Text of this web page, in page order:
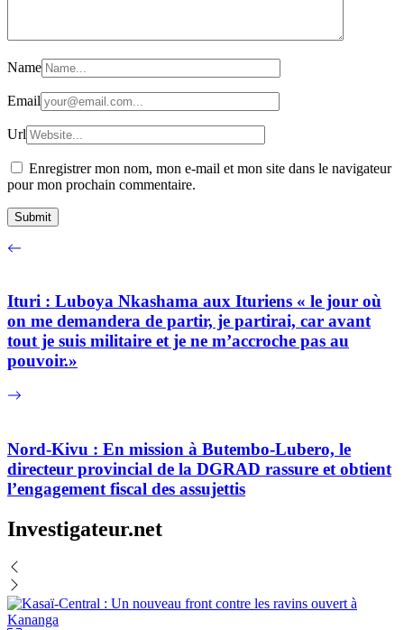
Name
Email
Url
Enregistrer mon nom, mon e-mail et mon site dans le navigateur
pour mon prochain commentaire.
Ituri : Luboya Nkashama aux Ituriens « le jour où
on me demandera de partir, je partirai, car avant
tout je suis militaire et je ne m’accroche pas au
pouvoir.»
Nord-Kivu : En mission à Butembo-Lubero, le
directeur provincial de la DGRAD rassure et obtient
l’engagement fiscal des assujettis
Investigateur.net